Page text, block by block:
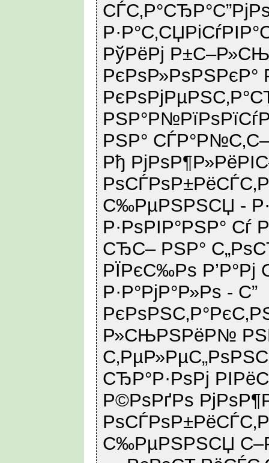
РўРёРј
РЅР°
Рђ
С‰РµРЅРЅСЏ -
Р·РѕРІР°РЅР° Сѓ
СЂС– РЅР°
РЇРєС‰Рѕ
Р·Р°РјР°Р»Рѕ - С”
Р»СЊРЅРёР№
СЂР°Р·РѕРј
Р©РѕРґРѕ
С‰РµРЅРЅСЏ